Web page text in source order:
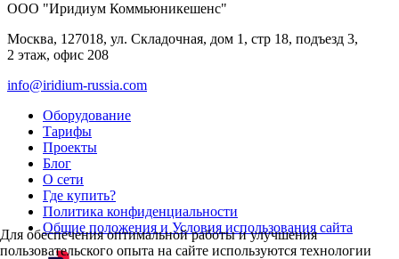
ООО "Иридиум Коммьюникешенс"
Москва, 127018, ул. Складочная, дом 1, стр 18, подъезд 3,
2 этаж, офис 208
info@iridium-russia.com
Оборудование
Тарифы
Проекты
Блог
О сети
Где купить?
Политика конфиденциальности
Общие положения и Условия использования сайта
Для обеспечения оптимальной работы и улучшения
пользовательского опыта на сайте используются технологии